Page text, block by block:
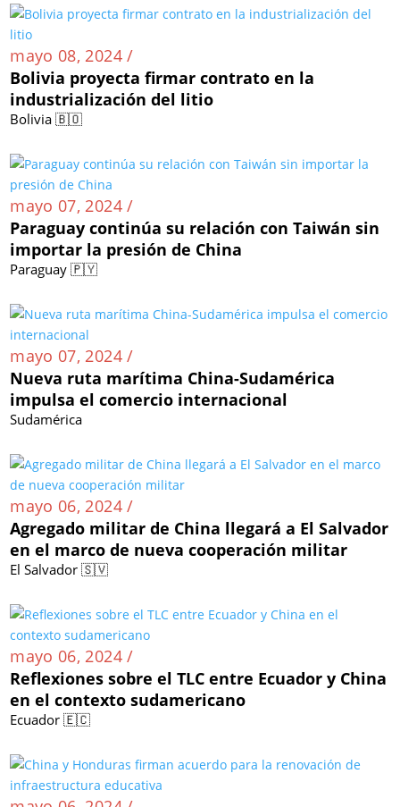
mayo 08, 2024 /
Bolivia proyecta firmar contrato en la
industrialización del litio
Bolivia 🇧🇴
mayo 07, 2024 /
Paraguay continúa su relación con Taiwán sin
importar la presión de China
Paraguay 🇵🇾
mayo 07, 2024 /
Nueva ruta marítima China-Sudamérica
impulsa el comercio internacional
Sudamérica
mayo 06, 2024 /
Agregado militar de China llegará a El Salvador
en el marco de nueva cooperación militar
El Salvador 🇸🇻
mayo 06, 2024 /
Reflexiones sobre el TLC entre Ecuador y China
en el contexto sudamericano
Ecuador 🇪🇨